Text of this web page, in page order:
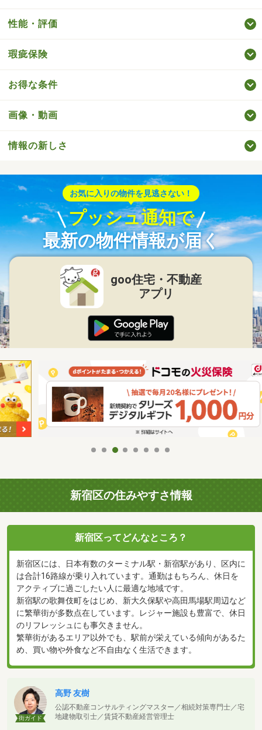
性能・評価
瑕疵保険
お得な条件
画像・動画
情報の新しさ
お気に入りの物件を見逃さない！
プッシュ通知で
最新の物件情報が届く
goo住宅・不動産
アプリ
新宿区の住みやすさ情報
新宿区ってどんなところ？
新宿区には、日本有数のターミナル駅・新宿駅があり、区内に
は合計16路線が乗り入れています。通勤はもちろん、休日を
アクティブに過ごしたい人に最適な地域です。
新宿駅の歌舞伎町をはじめ、新大久保駅や高田馬場駅周辺など
に繁華街が多数点在しています。レジャー施設も豊富で、休日
のリフレッシュにも事欠きません。
繁華街があるエリア以外でも、駅前が栄えている傾向があるた
め、買い物や外食など不自由なく生活できます。
街ガイド
高野 友樹
公認不動産コンサルティングマスター／相続対策専門士／宅
地建物取引士／賃貸不動産経営管理士